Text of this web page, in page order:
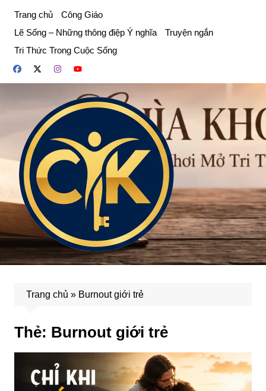
phần
dung
Trang chủ
Công Giáo
Lẽ Sống – Những thông điệp Ý nghĩa
Truyện ngắn
Tri Thức Trong Cuộc Sống
Trang chủ » Burnout giới trẻ
Thẻ: Burnout giới trẻ